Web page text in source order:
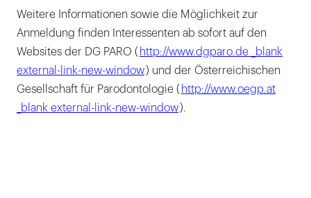
Weitere Informationen sowie die Möglichkeit zur
Anmeldung finden Interessenten ab sofort auf den
Websites der DG PARO ( http://www.dgparo.de _blank
external-link-new-window) und der Österreichischen
Gesellschaft für Parodontologie ( http://www.oegp.at
_blank external-link-new-window).